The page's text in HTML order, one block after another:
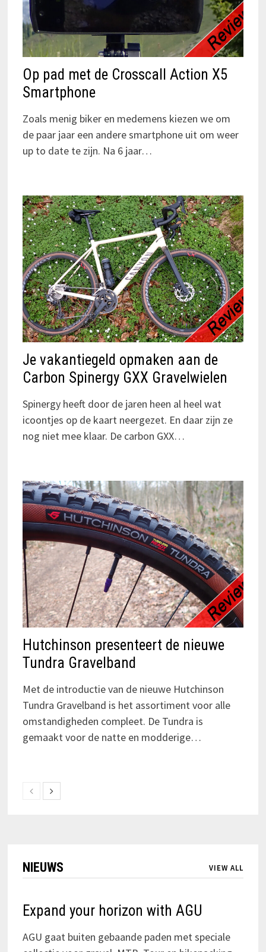
Op pad met de Crosscall Action X5
Smartphone
Zoals menig biker en medemens kiezen we om
de paar jaar een andere smartphone uit om weer
up to date te zijn. Na 6 jaar…
Je vakantiegeld opmaken aan de
Carbon Spinergy GXX Gravelwielen
Spinergy heeft door de jaren heen al heel wat
icoontjes op de kaart neergezet. En daar zijn ze
nog niet mee klaar. De carbon GXX…
Hutchinson presenteert de nieuwe
Tundra Gravelband
Met de introductie van de nieuwe Hutchinson
Tundra Gravelband is het assortiment voor alle
omstandigheden compleet. De Tundra is
gemaakt voor de natte en modderige…
NIEUWS VIEW ALL
Expand your horizon with AGU
AGU gaat buiten gebaande paden met speciale